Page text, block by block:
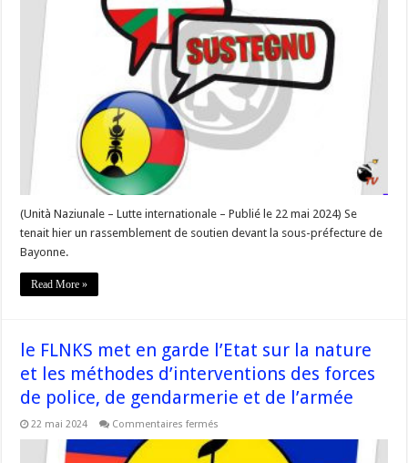
et
LAB
veulent
dénoncer
avec
force
l’attitude
de
Macron
et
de
son
gouvernement »
(Unità Naziunale – Lutte internationale – Publié le 22 mai 2024) Se
tenait hier un rassemblement de soutien devant la sous-préfecture de
Bayonne.
Read More »
le FLNKS met en garde l’Etat sur la nature
et les méthodes d’interventions des forces
de police, de gendarmerie et de l’armée
22 mai 2024 Commentaires fermés
FLNKS